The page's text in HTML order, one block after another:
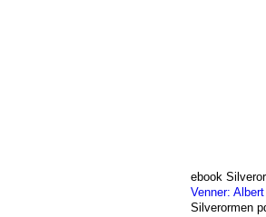
ebook
Venner:
Silverormen